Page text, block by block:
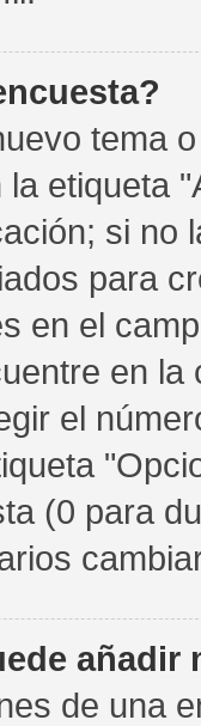
tema
etiqueta
si no
para
en el
en
el
(0 para
añadir
de una